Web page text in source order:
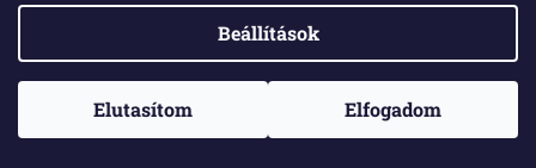
Beállítások
Elutasítom Elfogadom